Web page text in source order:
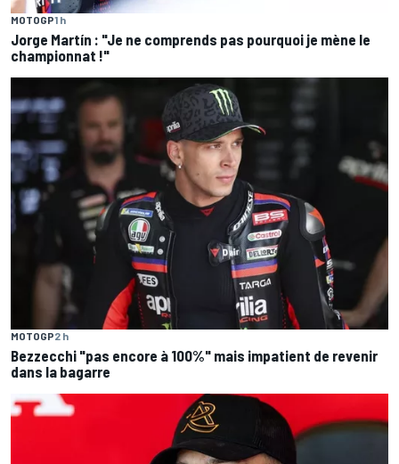
MOTOGP1 h
Jorge Martín : "Je ne comprends pas pourquoi je mène le
championnat !"
MOTOGP2 h
Bezzecchi "pas encore à 100%" mais impatient de revenir
dans la bagarre